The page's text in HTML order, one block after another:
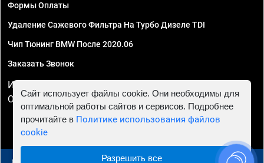
Формы Оплаты
Удаление Сажевого Фильтра На Турбо Дизеле TDI
Чип Тюнинг BMW После 2020.06
Заказать Звонок
ИП Смирнов Георгий Павлович. ИНН 781302555843,
ОГРНИП 324470400032610
Сайт использует файлы cookie. Они необходимы для
оптимальной работы сайтов и сервисов. Подробнее
прочитайте в Политике использования файлов
cookie
Разрешить все